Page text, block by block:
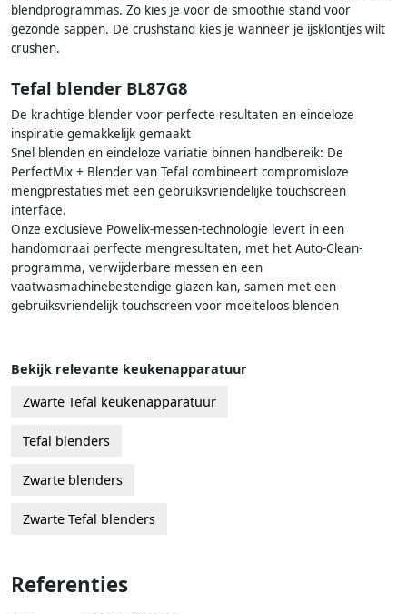
blendprogrammas. Zo kies je voor de smoothie stand voor
gezonde sappen. De crushstand kies je wanneer je ijsklontjes wilt
crushen.
Tefal blender BL87G8
De krachtige blender voor perfecte resultaten en eindeloze
inspiratie gemakkelijk gemaakt
Snel blenden en eindeloze variatie binnen handbereik: De
PerfectMix + Blender van Tefal combineert compromisloze
mengprestaties met een gebruiksvriendelijke touchscreen
interface.
Onze exclusieve Powelix-messen-technologie levert in een
handomdraai perfecte mengresultaten, met het Auto-Clean-
programma, verwijderbare messen en een
vaatwasmachinebestendige glazen kan, samen met een
gebruiksvriendelijk touchscreen voor moeiteloos blenden
Bekijk relevante keukenapparatuur
Zwarte Tefal keukenapparatuur
Tefal blenders
Zwarte blenders
Zwarte Tefal blenders
Referenties